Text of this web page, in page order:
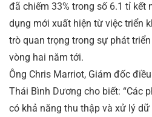
đã chiếm 33% trong số 6.1 tỉ kết
dụng mới xuất hiện từ việc triển
trò quan trọng trong sự phát
vòng hai năm tới.
Ông Chris Marriot, Giám đốc
Thái Bình Dương cho biết: “Các
có khả năng thu thập và xử lý